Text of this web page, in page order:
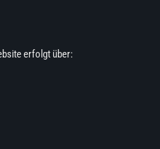
erfolgt über: